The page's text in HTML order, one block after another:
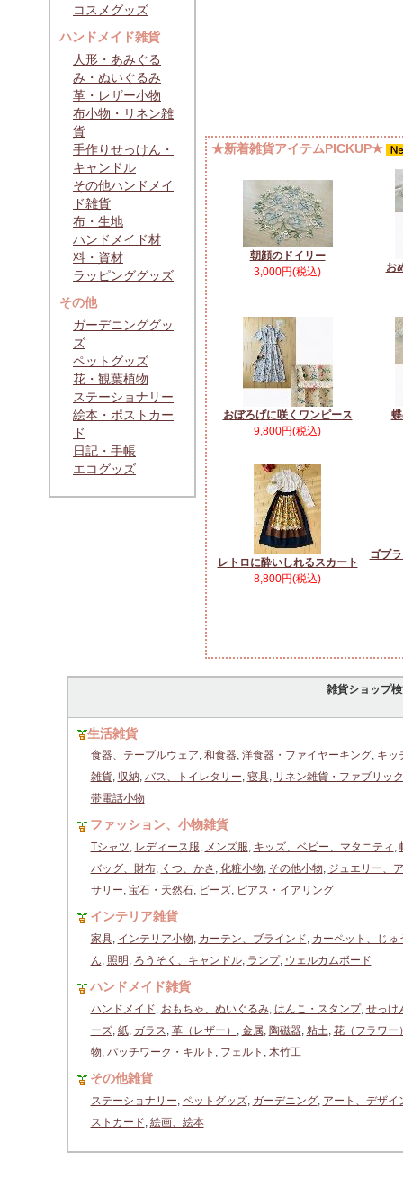
コスメグッズ
ハンドメイド雑貨
人形・あみぐる
み・ぬいぐるみ
革・レザー小物
布小物・リネン雑
貨
手作りせっけん・
キャンドル
その他ハンドメイ
ド雑貨
布・生地
ハンドメイド材
料・資材
ラッピンググッズ
その他
ガーデニンググッ
ズ
ペットグッズ
花・観葉植物
ステーショナリー
絵本・ポストカー
ド
日記・手帳
エコグッズ
★新着雑貨アイテムPICKUP★
朝顔のドイリー
3,000円(税込)
お
おぼろげに咲くワンピース
9,800円(税込)
レトロに酔いしれるスカート
8,800円(税込)
ゴブ
雑貨ショップ
生活雑貨
食器、テーブルウェア, 和食器, 洋食器・ファイヤーキング, キッ
雑貨, 収納, バス、トイレタリー, 寝具, リネン雑貨・ファブリック
帯電話小物
ファッション、小物雑貨
Tシャツ, レディース服, メンズ服, キッズ、ベビー、マタニティ ,
バッグ、財布, くつ、かさ , 化粧小物, その他小物, ジュエリー、
サリー, 宝石・天然石, ビーズ, ピアス・イアリング
インテリア雑貨
家具, インテリア小物, カーテン、ブラインド, カーペット、じゅ
ん, 照明 , ろうそく、キャンドル, ランプ, ウェルカムボード
ハンドメイド雑貨
ハンドメイド, おもちゃ、ぬいぐるみ, はんこ・スタンプ, せっけ
ーズ, 紙, ガラス, 革（レザー） , 金属, 陶磁器, 粘土, 花（フラワー
物, パッチワーク・キルト , フェルト , 木竹工
その他雑貨
ステーショナリー, ペットグッズ, ガーデニング, アート、デザイ
ストカード, 絵画、絵本